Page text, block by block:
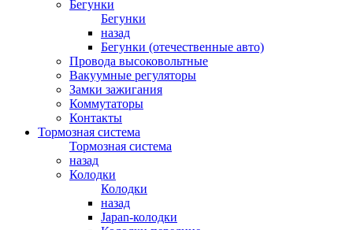
Бегунки
Бегунки
назад
Бегунки (отечественные авто)
Провода высоковольтные
Вакуумные регуляторы
Замки зажигания
Коммутаторы
Контакты
Тормозная система
Тормозная система
назад
Колодки
Колодки
назад
Japan-колодки